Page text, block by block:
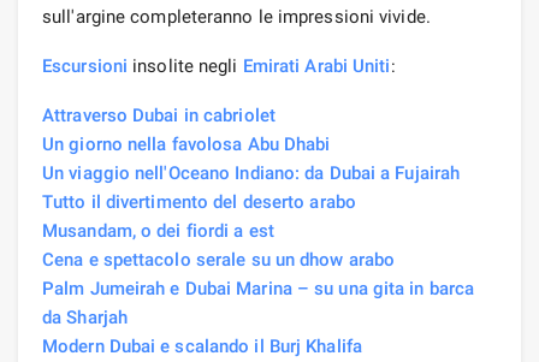
sull'argine completeranno le impressioni vivide.
Escursioni insolite negli Emirati Arabi Uniti:
Attraverso Dubai in cabriolet
Un giorno nella favolosa Abu Dhabi
Un viaggio nell'Oceano Indiano: da Dubai a Fujairah
Tutto il divertimento del deserto arabo
Musandam, o dei fiordi a est
Cena e spettacolo serale su un dhow arabo
Palm Jumeirah e Dubai Marina – su una gita in barca
da Sharjah
Modern Dubai e scalando il Burj Khalifa